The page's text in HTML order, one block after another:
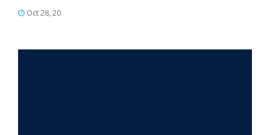
Oct 28, 20